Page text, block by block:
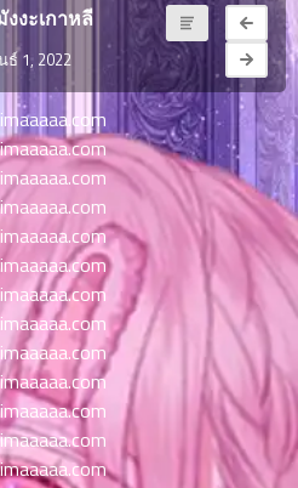
งงะเกาหลี
1, 2022